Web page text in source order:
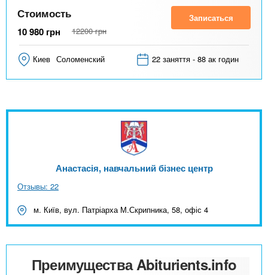
Стоимость
10 980 грн 12200 грн
Записаться
Киев Соломенский 22 заняття - 88 ак годин
Анастасія, навчальний бізнес центр
Отзывы: 22
м. Київ, вул. Патріарха М.Скрипника, 58, офіс 4
Преимущества Abiturients.info